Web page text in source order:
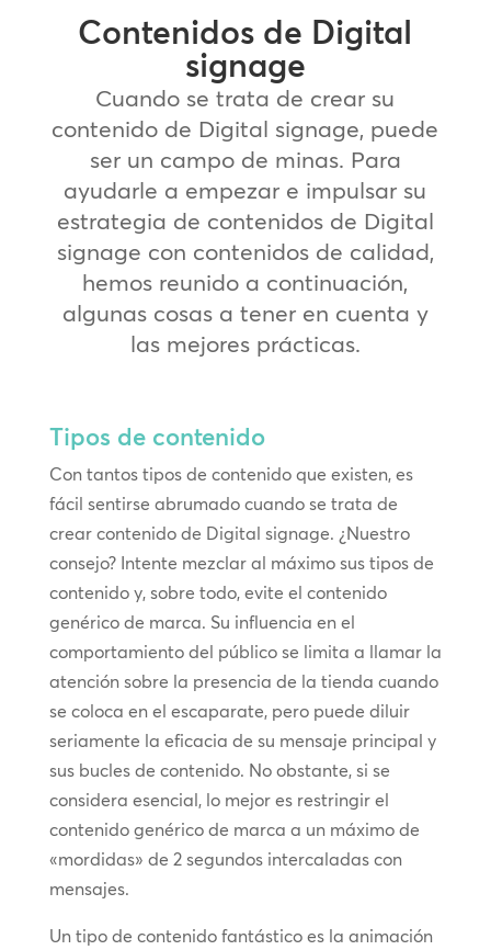
Contenidos de Digital
signage
Cuando se trata de crear su
contenido de Digital signage, puede
ser un campo de minas. Para
ayudarle a empezar e impulsar su
estrategia de contenidos de Digital
signage con contenidos de calidad,
hemos reunido a continuación,
algunas cosas a tener en cuenta y
las mejores prácticas.
Tipos de contenido
Con tantos tipos de contenido que existen, es
fácil sentirse abrumado cuando se trata de
crear contenido de Digital signage. ¿Nuestro
consejo? Intente mezclar al máximo sus tipos de
contenido y, sobre todo, evite el contenido
genérico de marca. Su influencia en el
comportamiento del público se limita a llamar la
atención sobre la presencia de la tienda cuando
se coloca en el escaparate, pero puede diluir
seriamente la eficacia de su mensaje principal y
sus bucles de contenido. No obstante, si se
considera esencial, lo mejor es restringir el
contenido genérico de marca a un máximo de
«mordidas» de 2 segundos intercaladas con
mensajes.
Un tipo de contenido fantástico es la animación